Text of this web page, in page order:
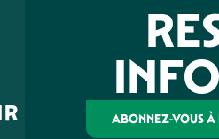
ABONNEZ-VOUS